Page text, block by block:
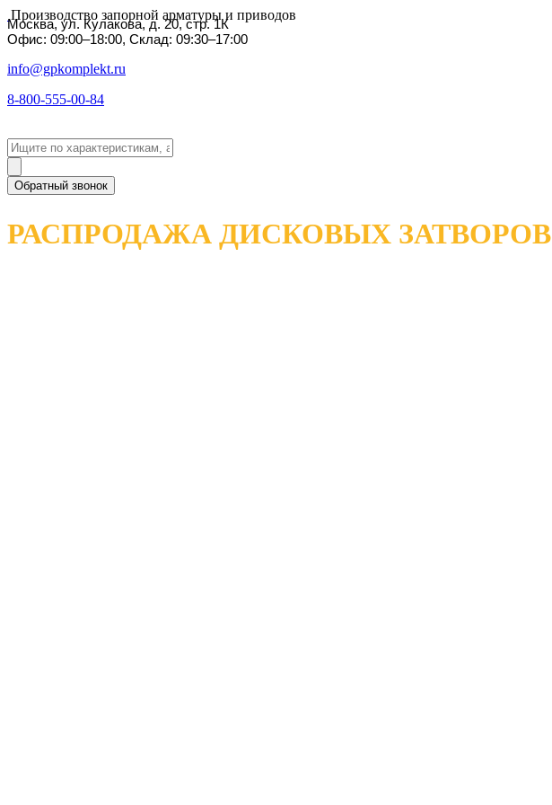
Производство запорной арматуры и приводов
Москва, ул. Кулакова, д. 20, стр. 1К
Офис: 09:00–18:00, Склад: 09:30–17:00
info@gpkomplekt.ru
8-800-555-00-84
Обратный звонок
РАСПРОДАЖА ДИСКОВЫХ ЗАТВОРОВ